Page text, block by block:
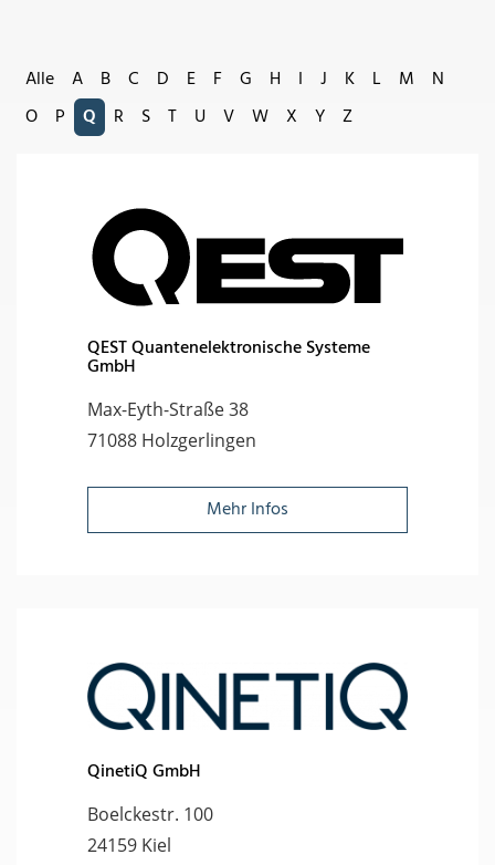
Alle A B C D E F G H I J K L M
N
O
P Q R S T U V W X Y Z
QEST Quantenelektronische Systeme
GmbH
Max-Eyth-Straße 38
71088 Holzgerlingen
Mehr Infos
QinetiQ GmbH
Boelckestr. 100
24159 Kiel